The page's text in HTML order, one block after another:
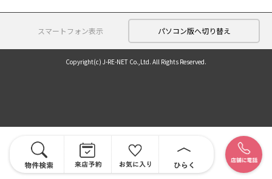
スマートフォン表示 パソコン版へ切り替え
Copyright(c) J-RE-NET Co.,Ltd. All Rights Reserved.